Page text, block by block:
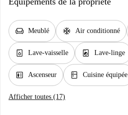
chair Meublé ac_unit Air conditionné
dishwasher_gen Lave-vaisselle local_laundry_service Lave-linge
elevator Ascenseur kitchen Cuisine équipée
Afficher toutes (17)